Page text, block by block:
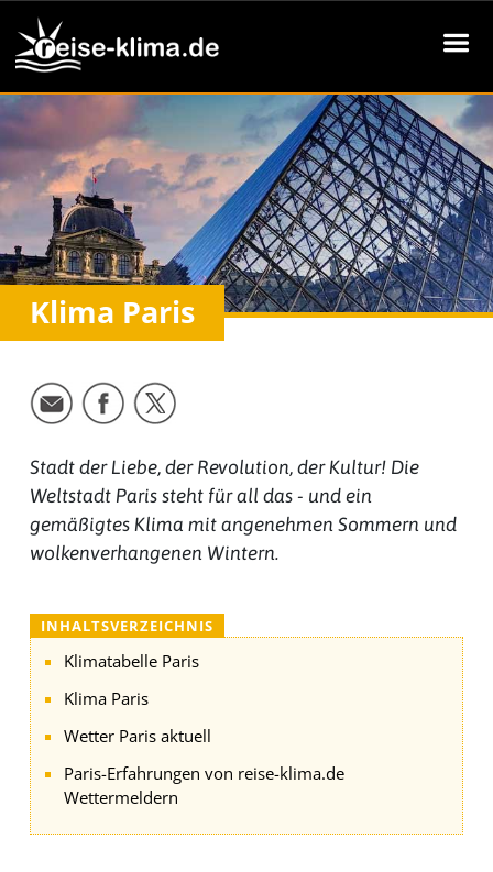
Klima Paris
Stadt der Liebe, der Revolution, der Kultur! Die
Weltstadt Paris steht für all das - und ein
gemäßigtes Klima mit angenehmen Sommern und
wolkenverhangenen Wintern.
INHALTSVERZEICHNIS
Klimatabelle Paris
Klima Paris
Wetter Paris aktuell
Paris-Erfahrungen von reise-klima.de
Wettermeldern